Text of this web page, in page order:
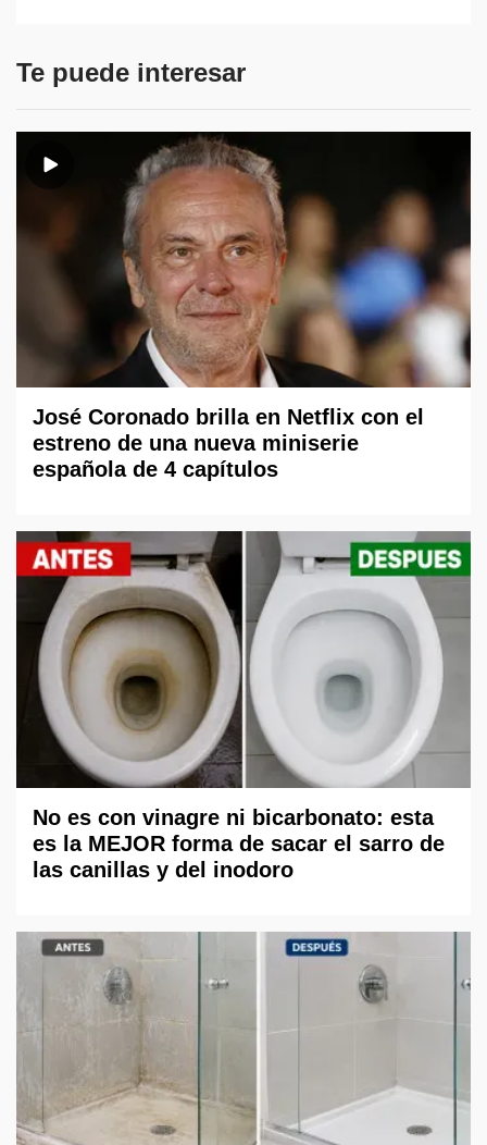
Te puede interesar
José Coronado brilla en Netflix con el
estreno de una nueva miniserie
española de 4 capítulos
No es con vinagre ni bicarbonato: esta
es la MEJOR forma de sacar el sarro de
las canillas y del inodoro